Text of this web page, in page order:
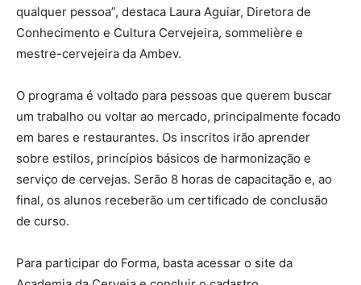
qualquer pessoa”, destaca Laura Aguiar, Diretora de
Conhecimento e Cultura Cervejeira, sommelière e
mestre-cervejeira da Ambev.
O programa é voltado para pessoas que querem buscar
um trabalho ou voltar ao mercado, principalmente focado
em bares e restaurantes. Os inscritos irão aprender
sobre estilos, princípios básicos de harmonização e
serviço de cervejas. Serão 8 horas de capacitação e, ao
final, os alunos receberão um certificado de conclusão
de curso.
Para participar do Forma, basta acessar o site da